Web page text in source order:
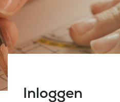
CONTACT
Inloggen